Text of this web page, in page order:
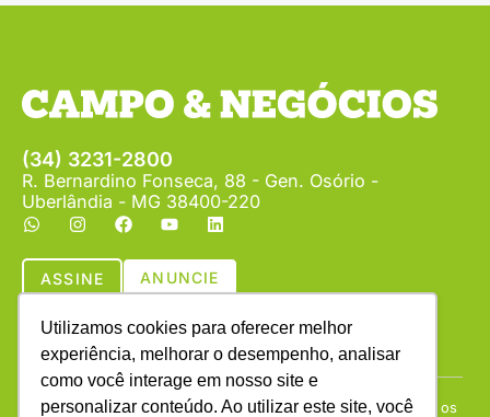
Utilizamos cookies para oferecer melhor
experiência, melhorar o desempenho, analisar
como você interage em nosso site e
personalizar conteúdo. Ao utilizar este site, você
(34) 3231-2800
R. Bernardino Fonseca, 88 - Gen. Osório -
Uberlândia - MG 38400-220
ASSINE ANUNCIE
Copyright © (1990 - 2026) Revista Campo & Negócios. Todos os